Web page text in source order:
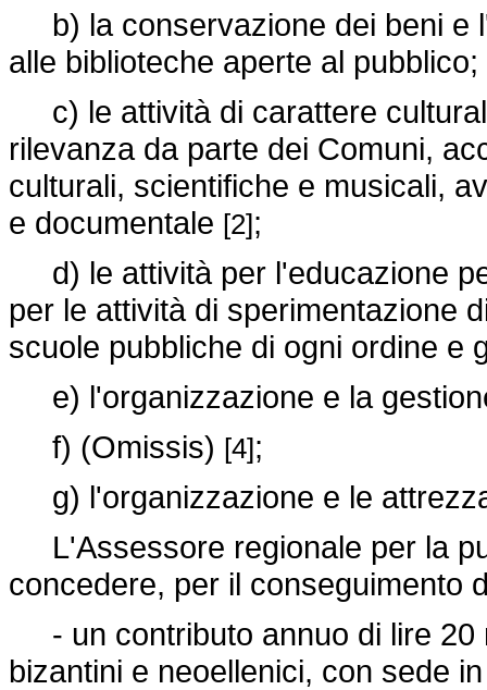
b) la conservazione dei beni e
alle biblioteche aperte al pubblico;
c) le attività di carattere
rilevanza da parte dei Comuni,
culturali, scientifiche e musicali,
e documentale [2];
d) le attività per l'educazione
per le attività di sperimentazione
scuole pubbliche di ogni ordine e
e) l'organizzazione e la
f) (Omissis) [4];
g) l'organizzazione e le
L'Assessore regionale per la
concedere, per il conseguimento
- un contributo annuo di lire 20
bizantini e neoellenici, con sede